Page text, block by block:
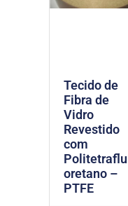
Tecido de
Fibra de
Vidro
Revestido
com
Politetraflu
oretano –
PTFE